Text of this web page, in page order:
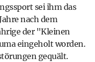
sei ihm das
nach dem
der "Kleinen
eingeholt worden.
gequält.